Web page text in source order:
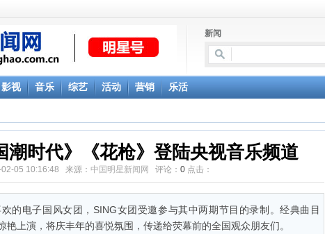
新闻
影视 音乐 综艺 活动 营销 乐活
潮时代》《花枪》登陆央视音乐频道
05 10:16:48 来源： 中国明星新闻网 评论： 0点击：
的电子国风女团，SING女团受邀参与其中两期节目的录制。经典曲目
艳上演，将庆丰年的喜悦氛围，传递给荧幕前的全国观众朋友们。